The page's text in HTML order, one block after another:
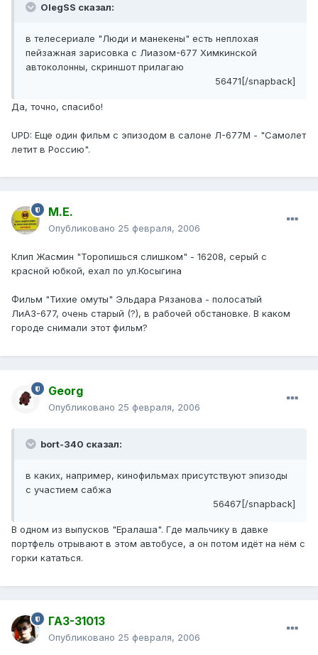
OlegSS сказал:
в телесериале "Люди и манекены" есть неплохая
пейзажная зарисовка с Лиазом-677 Химкинской
автоколонны, скриншот прилагаю
56471[/snapback]
Да, точно, спасибо!
UPD: Еще один фильм с эпизодом в салоне Л-677М - "Самолет
летит в Россию".
М.Е.
Опубликовано 25 февраля, 2006
Клип Жасмин "Торопишься слишком" - 16208, серый с
красной юбкой, ехал по ул.Косыгина
Фильм "Тихие омуты" Эльдара Рязанова - полосатый
ЛиАЗ-677, очень старый (?), в рабочей обстановке. В каком
городе снимали этот фильм?
Georg
Опубликовано 25 февраля, 2006
bort-340 сказал:
в каких, например, кинофильмах присутствуют эпизоды
с участием сабжа
56467[/snapback]
В одном из выпусков "Ералаша". Где мальчику в давке
портфель отрывают в этом автобусе, а он потом идёт на нём с
горки кататься.
ГАЗ-31013
Опубликовано 25 февраля, 2006